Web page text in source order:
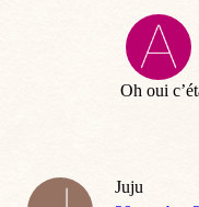
Oh oui
Juju